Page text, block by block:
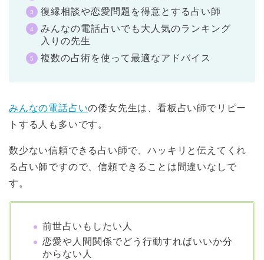
復縁相談や恋愛問題を得意とする占い師
みんなの電話占いでも大人気のランキング
入りの先生
複数の占術を使って最適なアドバイス
みんなの電話占いの倭女先生は、看板占い師でリピー
トする人も多いです。
数少ない信頼できる占い師で、ハッキリと伝えてくれ
る占い師ですので、信頼できることは間違いなしで
す。
前世占いもしたい人
恋愛や人間関係でどう行動すればいいか分
からない人